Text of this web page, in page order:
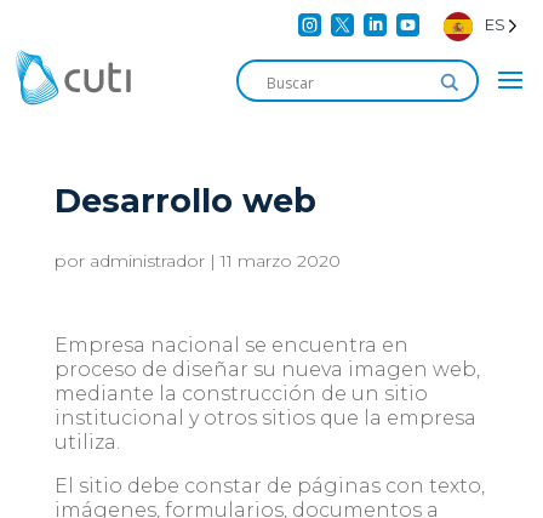
    ES
Desarrollo web
por administrador|11 marzo 2020
Empresa nacional se encuentra en
proceso de diseñar su nueva imagen web,
mediante la construcción de un sitio
institucional y otros sitios que la empresa
utiliza.
El sitio debe constar de páginas con texto,
imágenes, formularios, documentos a